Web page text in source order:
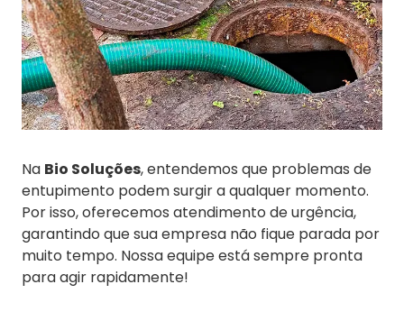
Na Bio Soluções, entendemos que problemas de
entupimento podem surgir a qualquer momento.
Por isso, oferecemos atendimento de urgência,
garantindo que sua empresa não fique parada por
muito tempo. Nossa equipe está sempre pronta
para agir rapidamente!